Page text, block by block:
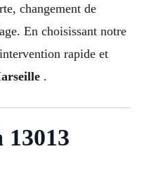
changement de
En choisissant notre
rapide et
.
13013